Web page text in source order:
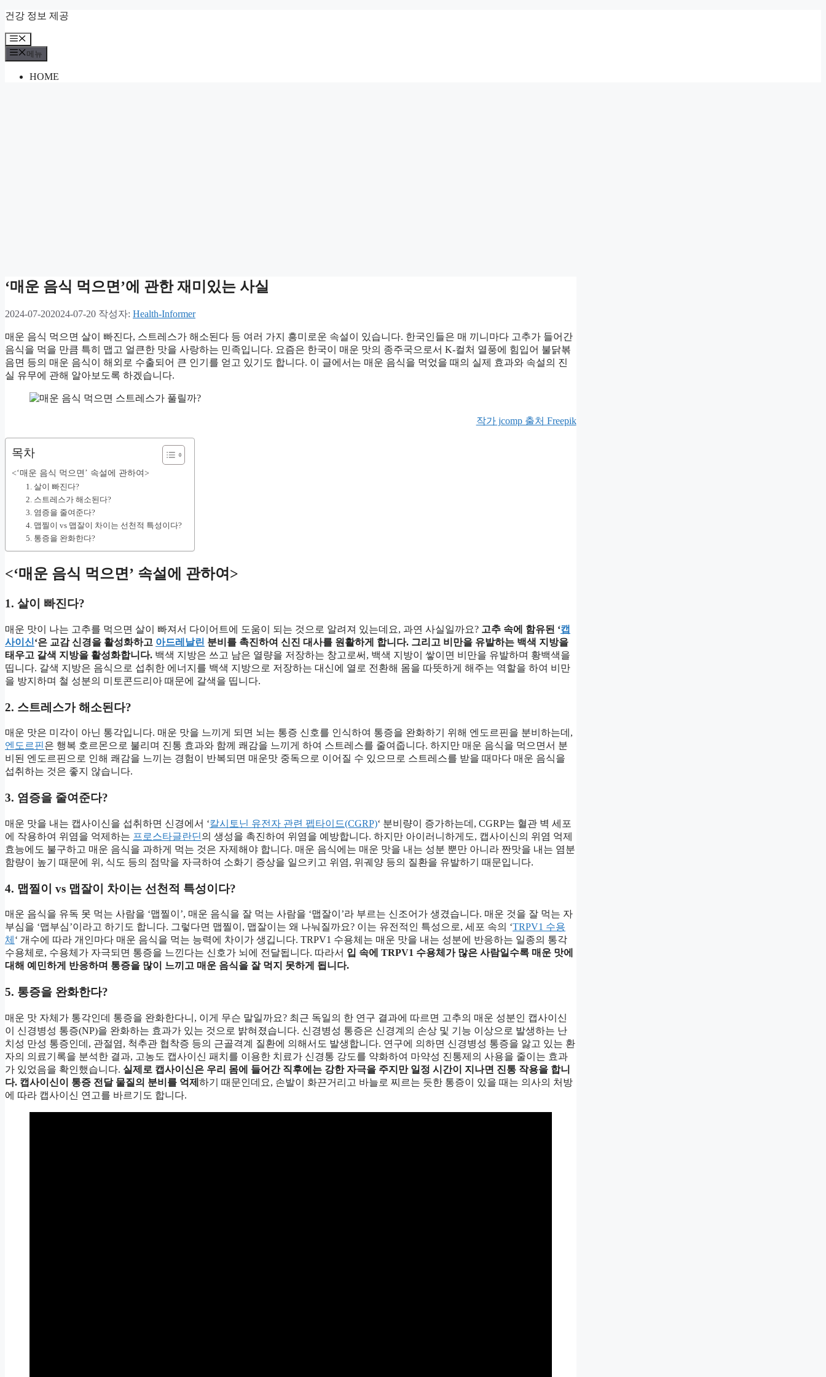
컨
츠
로
건강 정보 제공
메
뉴
메뉴
HOME
‘매운 음식 먹으면’에 관한 재미있는 사실
2024-07-202024-07-20 작성자: Health-Informer
매운 음식 먹으면 살이 빠진다, 스트레스가 해소된다 등 여러 가지 흥미로운 속설이 있습니다. 한국인들은 매 끼니마다 고추가 들어간
음식을 먹을 만큼 특히 맵고 얼큰한 맛을 사랑하는 민족입니다. 요즘은 한국이 매운 맛의 종주국으로서 K-컬처 열풍에 힘입어 불닭볶
음면 등의 매운 음식이 해외로 수출되어 큰 인기를 얻고 있기도 합니다. 이 글에서는 매운 음식을 먹었을 때의 실제 효과와 속설의 진
실 유무에 관해 알아보도록 하겠습니다.
작가 jcomp 출처 Freepik
목차
<‘매운 음식 먹으면’ 속설에 관하여>
1. 살이 빠진다?
2. 스트레스가 해소된다?
3. 염증을 줄여준다?
4. 맵찔이 vs 맵잘이 차이는 선천적 특성이다?
5. 통증을 완화한다?
<‘매운 음식 먹으면’ 속설에 관하여>
1. 살이 빠진다?
매운 맛이 나는 고추를 먹으면 살이 빠져서 다이어트에 도움이 되는 것으로 알려져 있는데요, 과연 사실일까요? 고추 속에 함유된 ‘캡
사이신‘은 교감 신경을 활성화하고 아드레날린 분비를 촉진하여 신진 대사를 원활하게 합니다. 그리고 비만을 유발하는 백색 지방을
태우고 갈색 지방을 활성화합니다. 백색 지방은 쓰고 남은 열량을 저장하는 창고로써, 백색 지방이 쌓이면 비만을 유발하며 황백색을
띱니다. 갈색 지방은 음식으로 섭취한 에너지를 백색 지방으로 저장하는 대신에 열로 전환해 몸을 따뜻하게 해주는 역할을 하여 비만
을 방지하며 철 성분의 미토콘드리아 때문에 갈색을 띱니다.
2. 스트레스가 해소된다?
매운 맛은 미각이 아닌 통각입니다. 매운 맛을 느끼게 되면 뇌는 통증 신호를 인식하여 통증을 완화하기 위해 엔도르핀을 분비하는데,
엔도르핀은 행복 호르몬으로 불리며 진통 효과와 함께 쾌감을 느끼게 하여 스트레스를 줄여줍니다. 하지만 매운 음식을 먹으면서 분
비된 엔도르핀으로 인해 쾌감을 느끼는 경험이 반복되면 매운맛 중독으로 이어질 수 있으므로 스트레스를 받을 때마다 매운 음식을
섭취하는 것은 좋지 않습니다.
3. 염증을 줄여준다?
매운 맛을 내는 캡사이신을 섭취하면 신경에서 ‘칼시토닌 유전자 관련 펩타이드(CGRP)‘ 분비량이 증가하는데, CGRP는 혈관 벽 세포
에 작용하여 위염을 억제하는 프로스타글란딘의 생성을 촉진하여 위염을 예방합니다. 하지만 아이러니하게도, 캡사이신의 위염 억제
효능에도 불구하고 매운 음식을 과하게 먹는 것은 자제해야 합니다. 매운 음식에는 매운 맛을 내는 성분 뿐만 아니라 짠맛을 내는 염분
함량이 높기 때문에 위, 식도 등의 점막을 자극하여 소화기 증상을 일으키고 위염, 위궤양 등의 질환을 유발하기 때문입니다.
4. 맵찔이 vs 맵잘이 차이는 선천적 특성이다?
매운 음식을 유독 못 먹는 사람을 ‘맵찔이’, 매운 음식을 잘 먹는 사람을 ‘맵잘이’라 부르는 신조어가 생겼습니다. 매운 것을 잘 먹는 자
부심을 ‘맵부심’이라고 하기도 합니다. 그렇다면 맵찔이, 맵잘이는 왜 나눠질까요? 이는 유전적인 특성으로, 세포 속의 ‘TRPV1 수용
체 ‘ 개수에 따라 개인마다 매운 음식을 먹는 능력에 차이가 생깁니다. TRPV1 수용체는 매운 맛을 내는 성분에 반응하는 일종의 통각
수용체로, 수용체가 자극되면 통증을 느낀다는 신호가 뇌에 전달됩니다. 따라서 입 속에 TRPV1 수용체가 많은 사람일수록 매운 맛에
대해 예민하게 반응하며 통증을 많이 느끼고 매운 음식을 잘 먹지 못하게 됩니다.
5. 통증을 완화한다?
매운 맛 자체가 통각인데 통증을 완화한다니, 이게 무슨 말일까요? 최근 독일의 한 연구 결과에 따르면 고추의 매운 성분인 캡사이신
이 신경병성 통증(NP)을 완화하는 효과가 있는 것으로 밝혀졌습니다. 신경병성 통증은 신경계의 손상 및 기능 이상으로 발생하는 난
치성 만성 통증인데, 관절염, 척추관 협착증 등의 근골격계 질환에 의해서도 발생합니다. 연구에 의하면 신경병성 통증을 앓고 있는 환
자의 의료기록을 분석한 결과, 고농도 캡사이신 패치를 이용한 치료가 신경통 강도를 약화하여 마약성 진통제의 사용을 줄이는 효과
가 있었음을 확인했습니다. 실제로 캡사이신은 우리 몸에 들어간 직후에는 강한 자극을 주지만 일정 시간이 지나면 진통 작용을 합니
다. 캡사이신이 통증 전달 물질의 분비를 억제 하기 때문인데요, 손발이 화끈거리고 바늘로 찌르는 듯한 통증이 있을 때는 의사의 처방
에 따라 캡사이신 연고를 바르기도 합니다.